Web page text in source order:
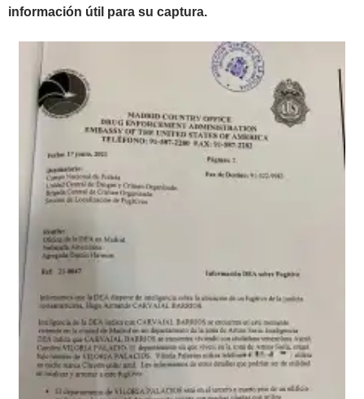
información útil para su captura.